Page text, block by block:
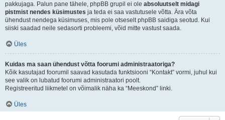
pakkujaga. Palun pane tähele, phpBB grupil ei ole absoluutselt midagi
pistmist nendes küsimustes ja teda ei saa vastutusele võtta. Ära võta
ühendust nendega küsimuses, mis pole otseselt phpBB saidiga seotud. Kui
siiski saadad neile sedasorti probleemi, võid mitte vastust saada.
Üles
Kuidas ma saan ühendust võtta foorumi administraatoriga?
Kõik kasutajad foorumil saavad kasutada funktsiooni “Kontakt” vormi, juhul kui
see valik on lubatud foorumi administraatori poolt.
Registreeritud liikmetel on võimalik näha ka “Meeskond” linki.
Üles